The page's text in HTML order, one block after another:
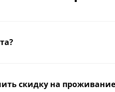
скидку на